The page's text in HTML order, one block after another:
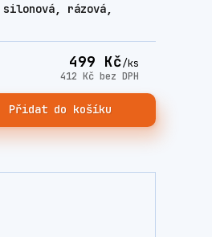
rázová,
499 Kč/ks
412 Kč bez DPH
Přidat do košíku